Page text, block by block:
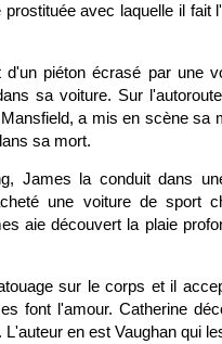
avec laquelle il
d'un piéton écrasé par une
sa voiture. Sur
a mis en scène sa
sa mort.
James la conduit dans
une voiture de sport
aie découvert la plaie
sur le corps et il
font l'amour. Catherine
en est Vaughan qui